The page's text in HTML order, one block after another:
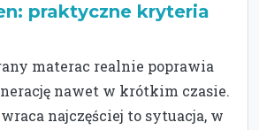
praktyczne kryteria
materac realnie poprawia
nawet w krótkim czasie.
najczęściej to sytuacja, w